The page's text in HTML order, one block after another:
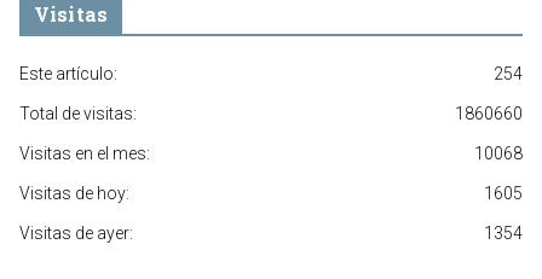
Visitas
254
Este artículo:
1860660
Total de visitas:
10068
Visitas en el mes:
1605
Visitas de hoy:
1354
Visitas de ayer: